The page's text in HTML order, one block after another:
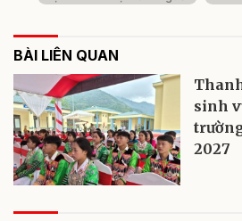
BÀI LIÊN QUAN
sinh
2027